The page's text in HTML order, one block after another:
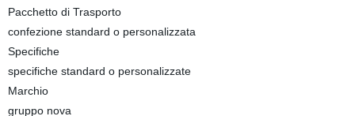
Pacchetto di Trasporto
confezione standard o personalizzata
Specifiche
specifiche standard o personalizzate
Marchio
gruppo nova